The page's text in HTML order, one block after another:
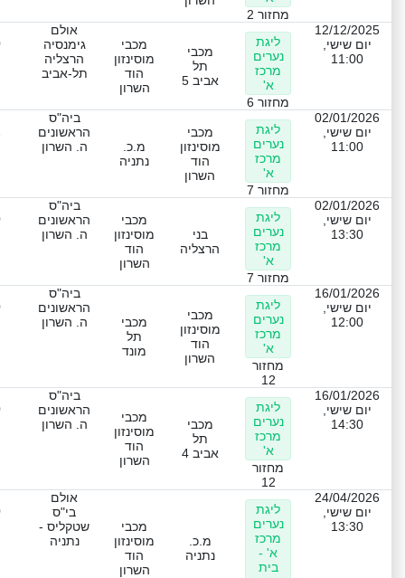
מחזור 2
12/12/2025
יום שישי,
11:00
ליגת
נערים
מרכז
א'
מחזור 6
מכבי
תל
אביב 5
מכבי
מוסינזון
הוד
השרון
אולם
גימנסיה
הרצליה
תל-אביב
02/01/2026
יום שישי,
11:00
ליגת
נערים
מרכז
א'
מחזור 7
מכבי
מוסינזון
הוד
השרון
מ.כ.
נתניה
ביה"ס
הראשונים
ה. השרון
02/01/2026
יום שישי,
13:30
ליגת
נערים
מרכז
א'
מחזור 7
בני
הרצליה
מכבי
מוסינזון
הוד
השרון
ביה"ס
הראשונים
ה. השרון
16/01/2026
יום שישי,
12:00
ליגת
נערים
מרכז
א'
מחזור
12
מכבי
מוסינזון
הוד
השרון
מכבי
תל
מונד
ביה"ס
הראשונים
ה. השרון
16/01/2026
יום שישי,
14:30
ליגת
נערים
מרכז
א'
מחזור
12
מכבי
תל
אביב 4
מכבי
מוסינזון
הוד
השרון
ביה"ס
הראשונים
ה. השרון
24/04/2026
יום שישי,
13:30
ליגת
נערים
מרכז
א' -
בית
מ.כ.
נתניה
מכבי
מוסינזון
הוד
השרון
אולם
בי"ס
שטקליס -
נתניה